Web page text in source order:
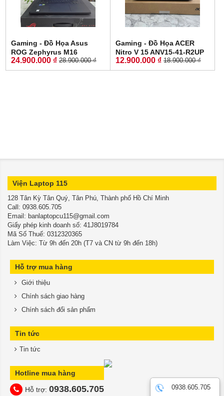
Gaming - Đồ Họa Asus
ROG Zephyrus M16
GU603ZW CORE I9-12900H
RAM 16GB SSD 512GB RTX
24.900.000 ₫ 28.900.000 ₫
Gaming - Đồ Họa ACER
Nitro V 15 ANV15-41-R2UP
Máy LikeNew-Bảo Hành
Hãng RYZEN 5-6600H RAM
12.900.000 ₫ 18.900.000 ₫
Viện Laptop 115
128 Tân Kỳ Tân Quý, Tân Phú, Thành phố Hồ Chí Minh
​​​​​​​Call: 0938.605.705
Email: banlaptopcu115@gmail.com
Giấy phép kinh doanh số: 41J8019784
Mã Số Thuế: 0312320365
Làm Việc: Từ 9h đến 20h (T7 và CN từ 9h đến 18h)
Hỗ trợ mua hàng
Giới thiệu
Chính sách giao hàng
Chính sách đổi sản phẩm
Tin tức
Tin tức
Hotline mua hàng
Hỗ trợ: 0938.605.705 0938.605.705